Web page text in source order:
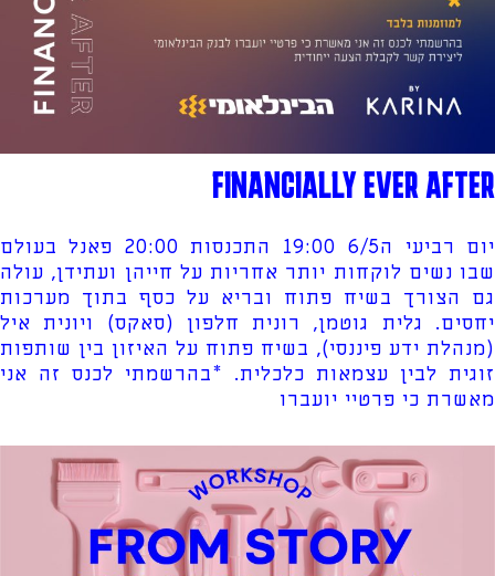
FINANCIALLY EVER AFTER
יום רביעי ה6/5 19:00 התכנסות 20:00 פאנל בעולם
שבו נשים לוקחות יותר אחריות על חייהן ועתידן, עולה
גם הצורך בשיח פתוח ובריא על כסף בתוך מערכות
יחסים. גלית גוטמן, רונית חלפון (סאקס) ויונית איל
(מנהלת ידע פיננסי), בשיח פתוח על האיזון בין שותפות
זוגית לבין עצמאות כלכלית. *בהרשמתי לכנס זה אני
מאשרת כי פרטיי יועברו